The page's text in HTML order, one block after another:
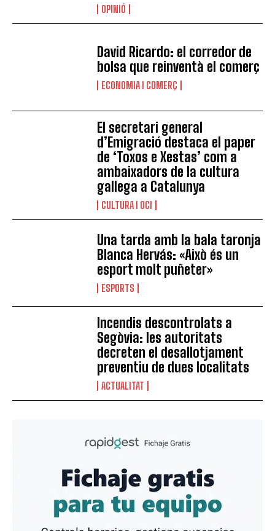
OPINIÓ
David Ricardo: el corredor de
bolsa que reinventà el comerç
ECONOMIA I COMERÇ
El secretari general
d’Emigració destaca el paper
de ‘Toxos e Xestas’ com a
ambaixadors de la cultura
gallega a Catalunya
CULTURA I OCI
Una tarda amb la bala taronja
Blanca Hervás: «Això és un
esport molt puñeter»
ESPORTS
Incendis descontrolats a
Segòvia: les autoritats
decreten el desallotjament
preventiu de dues localitats
ACTUALITAT